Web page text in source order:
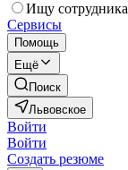
Ищу сотрудника
Сервисы
Помощь
Ещё
Поиск
Львовское
Войти
Войти
Создать резюме